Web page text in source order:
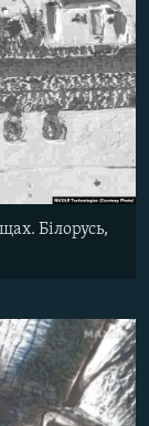
Білорусь,